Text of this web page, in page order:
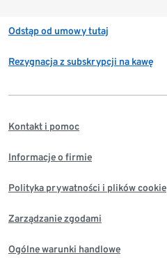
Odstąp od umowy tutaj
Rezygnacja z subskrypcji na kawę
Kontakt i pomoc
Informacje o firmie
Polityka prywatności i plików cookie
Zarządzanie zgodami
Ogólne warunki handlowe